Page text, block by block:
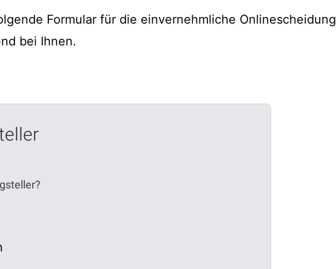
Formular für die einvernehmliche Onlinescheidung
bei Ihnen.